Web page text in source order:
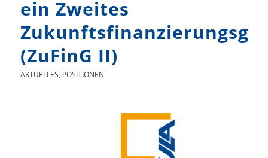
ein Zweites
(ZuFinG II)
AKTUELLES, POSITIONEN